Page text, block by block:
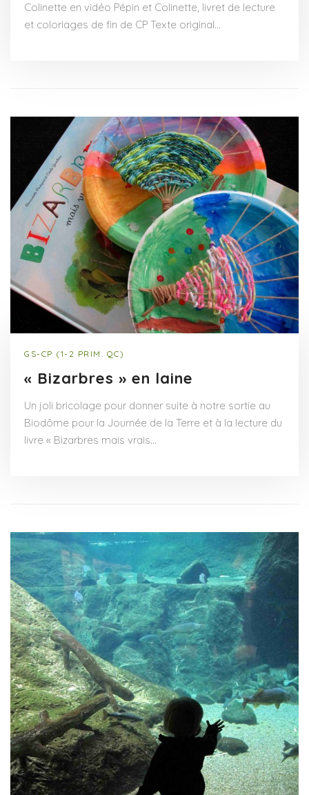
Colinette en vidéo Pépin et Colinette, livret de lecture
et coloriages de fin de CP Texte original…
GS-CP (1-2 PRIM. QC)
« Bizarbres » en laine
Un joli bricolage pour donner suite à notre sortie au
Biodôme pour la Journée de la Terre et à la lecture du
livre « Bizarbres mais vrais…